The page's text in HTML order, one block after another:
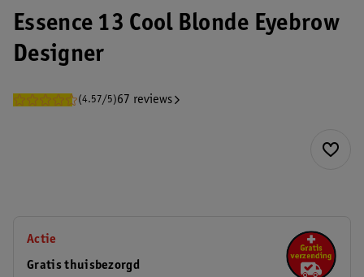
Essence 13 Cool Blonde Eyebrow
Designer
(4.57/5)67 reviews
Actie
Gratis thuisbezorgd